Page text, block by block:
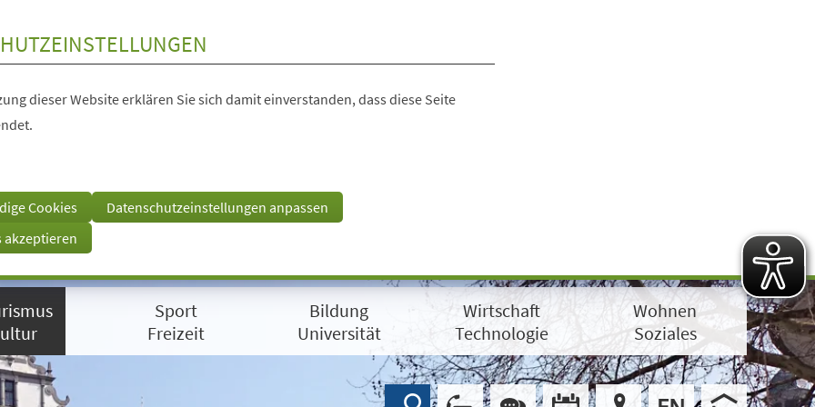
dieser Website erklären Sie sich damit einverstanden, dass diese Seite
Cookies
Datenschutzeinstellungen anpassen
akzeptieren
Sport
Freizeit
Bildung
Universität
Wirtschaft
Technologie
Wohnen
Soziales